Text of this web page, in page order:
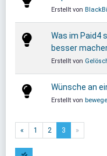
Erstellt von
Was im Paid4
besser
Erstellt von
Wünsche an
Erstellt von
« 1 2 3 »